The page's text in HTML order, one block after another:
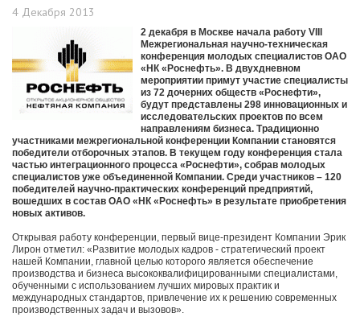
4 Декабря 2013
2 декабря в Москве начала работу VIII
Межрегиональная научно-техническая
конференция молодых специалистов ОАО
«НК «Роснефть». В двухдневном
мероприятии примут участие специалисты
из 72 дочерних обществ «Роснефти»,
будут представлены 298 инновационных и
исследовательских проектов по всем
направлениям бизнеса. Традиционно
участниками межрегиональной конференции Компании становятся
победители отборочных этапов. В текущем году конференция стала
частью интеграционного процесса «Роснефти», собрав молодых
специалистов уже объединенной Компании. Среди участников – 120
победителей научно-практических конференций предприятий,
вошедших в состав ОАО «НК «Роснефть» в результате приобретения
новых активов.
Открывая работу конференции, первый вице-президент Компании Эрик
Лирон отметил: «Развитие молодых кадров - стратегический проект
нашей Компании, главной целью которого является обеспечение
производства и бизнеса высококвалифицированными специалистами,
обученными с использованием лучших мировых практик и
международных стандартов, привлечение их к решению современных
производственных задач и вызовов».